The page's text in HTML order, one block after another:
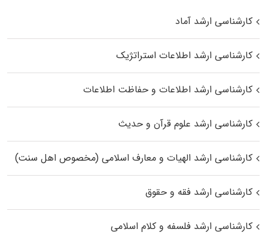
کارشناسی ارشد آماد
کارشناسی ارشد اطلاعات استراتژیک
کارشناسی ارشد اطلاعات و حفاظت اطلاعات
کارشناسی ارشد علوم قرآن و حدیث
کارشناسی ارشد الهیات و معارف اسلامی (مخصوص اهل سنت)
کارشناسی ارشد فقه و حقوق
کارشناسی ارشد فلسفه و کلام اسلامی